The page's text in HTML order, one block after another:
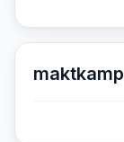
maktkamp